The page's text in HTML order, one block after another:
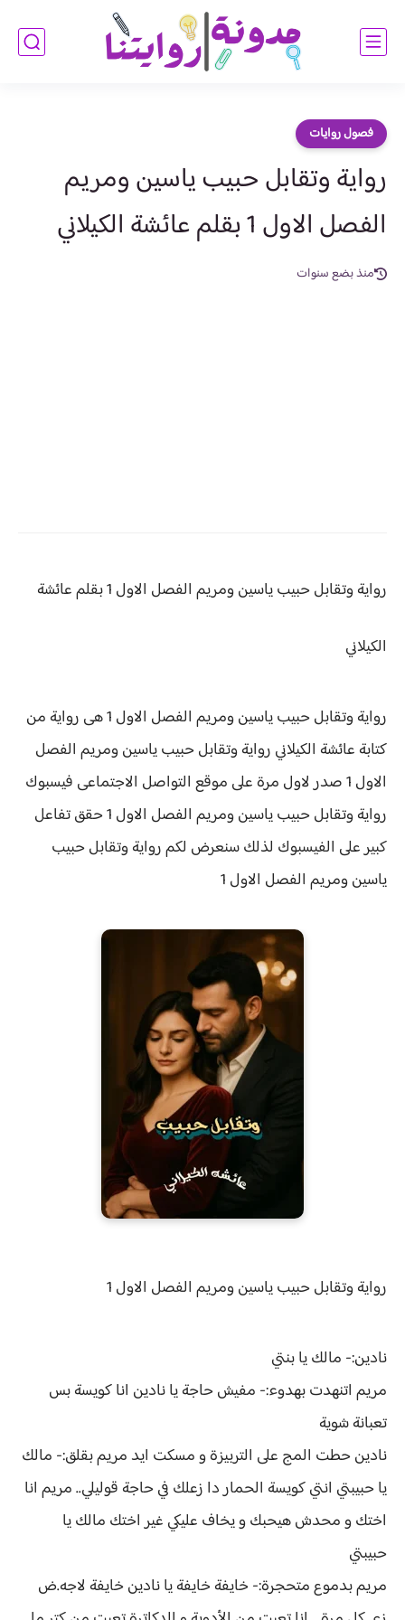
فصول روايات
رواية وتقابل حبيب ياسين ومريم
الفصل الاول 1 بقلم عائشة الكيلاني
منذ بضع سنوات
رواية وتقابل حبيب ياسين ومريم الفصل الاول 1 بقلم عائشة
الكيلاني
رواية وتقابل حبيب ياسين ومريم الفصل الاول 1 هى رواية من
كتابة عائشة الكيلاني روايةوتقابل حبيب ياسين ومريم الفصل
الاول 1 صدر لاول مرة على موقع التواصل الاجتماعى فيسبوك
رواية وتقابل حبيب ياسين ومريم الفصل الاول 1 حقق
تفاعل
كبير على الفيسبوك لذلك سنعرض لكمروايةوتقابل حبيب
ياسين ومريم الفصل الاول 1
روايةوتقابل حبيب ياسين ومريم الفصل الاول 1
نادين:- مالك يا بنتي
مريم اتنهدت بهدوء:- مفيش حاجة يا نادين انا كويسة بس
تعبانة شوية
نادين حطت المج على التربيزة و مسكت ايد مريم بقلق:- مالك
يا حبيبتي انتي كويسة الحمار دا زعلك في حاجة قوليلي.. مريم انا
اختك و محدش هيحبك و يخاف عليكي غير اختك مالك يا
حبيبتي
مريم بدموع متحجرة:- خايفة خايفة يا نادين خايفة لاجه.ض